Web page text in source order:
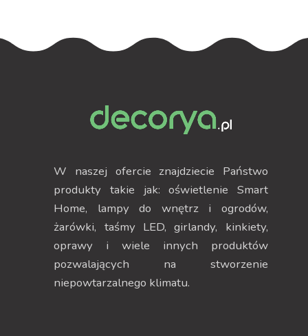
W naszej ofercie znajdziecie Państwo
produkty takie jak: oświetlenie Smart
Home, lampy do wnętrz i ogrodów,
żarówki, taśmy LED, girlandy, kinkiety,
oprawy i wiele innych produktów
pozwalających na stworzenie
niepowtarzalnego klimatu.